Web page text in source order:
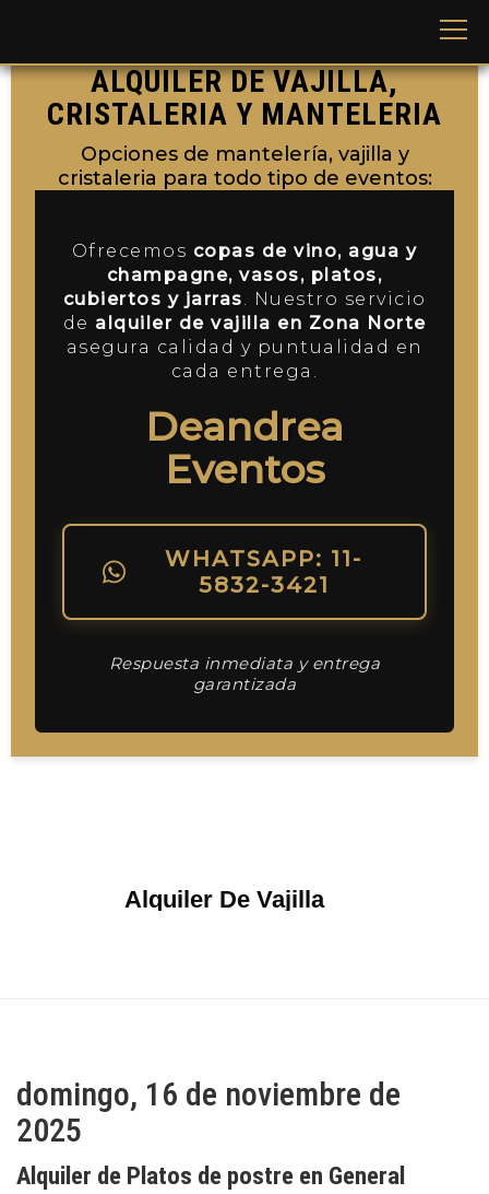
ALQUILER DE VAJILLA,
CRISTALERIA Y MANTELERIA
Opciones de mantelería, vajilla y
cristaleria para todo tipo de eventos:
Ofrecemos copas de vino, agua y
champagne, vasos, platos,
cubiertos y jarras. Nuestro servicio
de alquiler de vajilla en Zona Norte
asegura calidad y puntualidad en
cada entrega.
Deandrea
Eventos
WHATSAPP: 11-
5832-3421
Respuesta inmediata y entrega
garantizada
Alquiler De Vajilla
domingo, 16 de noviembre de
2025
Alquiler de Platos de postre en General